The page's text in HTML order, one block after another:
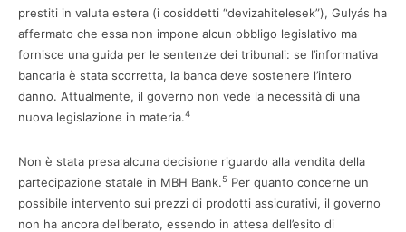
prestiti in valuta estera (i cosiddetti “devizahitelesek”), Gulyás ha
affermato che essa non impone alcun obbligo legislativo ma
fornisce una guida per le sentenze dei tribunali: se l’informativa
bancaria è stata scorretta, la banca deve sostenere l’intero
danno. Attualmente, il governo non vede la necessità di una
nuova legislazione in materia.4
Non è stata presa alcuna decisione riguardo alla vendita della
partecipazione statale in MBH Bank.5 Per quanto concerne un
possibile intervento sui prezzi di prodotti assicurativi, il governo
non ha ancora deliberato, essendo in attesa dell’esito di